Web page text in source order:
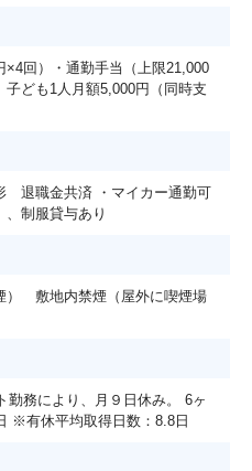
×4回）・通勤手当（上限21,000
ども1人月額5,000円（同時支
職金共済 ・マイカー通勤可
、制服貸与あり
） 敷地内禁煙（屋外に喫煙場
務により、月９日休み。 6ヶ
※有休平均取得日数：8.8日